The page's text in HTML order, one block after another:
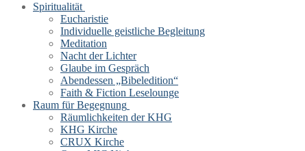
Spiritualität
Eucharistie
Individuelle geistliche Begleitung
Meditation
Nacht der Lichter
Glaube im Gespräch
Abendessen „Bibeledition“
Faith & Fiction Leselounge
Raum für Begegnung
Räumlichkeiten der KHG
KHG Kirche
CRUX Kirche